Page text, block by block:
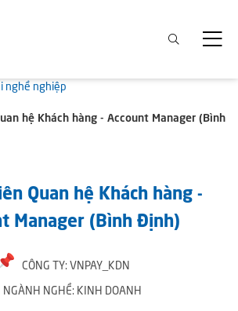
nghề nghiệp
hệ Khách hàng - Account Manager (Bình
Quan hệ Khách hàng -
Manager (Bình Định)
CÔNG TY: VNPAY_KDN
NGÀNH NGHỀ: KINH DOANH